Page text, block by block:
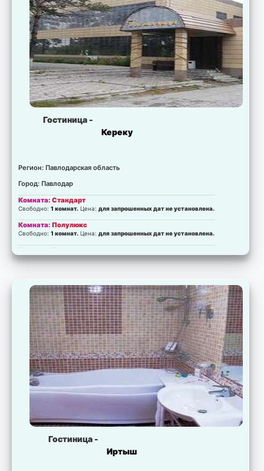
Комната:Юрта без питания
Есть свободные места.Цена:для запрошенных дат не установлена.
Комната:Палатка с питанием
Есть свободные места.Цена:для запрошенных дат не установлена.
Комната:Палатка без питания
Есть свободные места.Цена:для запрошенных дат не установлена.
Гостиница -
Кереку
Регион: Павлодарская область
Город: Павлодар
Комната:Стандарт
Свободно:1 комнат. Цена:для запрошенных дат не установлена.
Комната:Полулюкс
Свободно:1 комнат. Цена:для запрошенных дат не установлена.
Комната: Полулюкс
Гостиница -
Иртыш